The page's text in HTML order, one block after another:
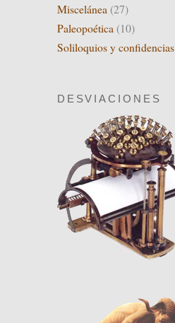
Miscelánea (27)
Paleopoética (10)
Soliloquios y confidencias
DESVIACIONES